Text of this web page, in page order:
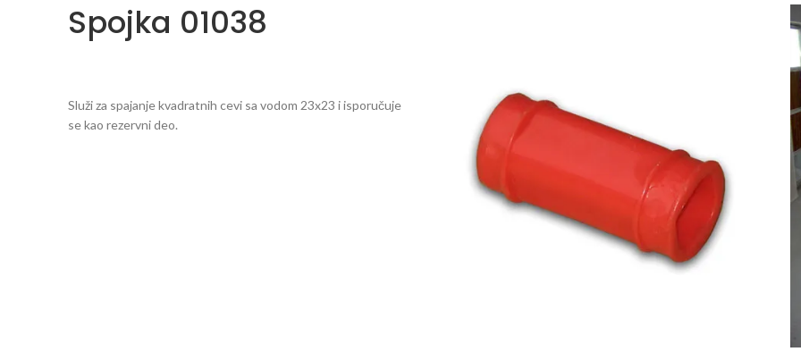
Spojka 01038
Služi za spajanje kvadratnih cevi sa vodom 23x23 i isporučuje
se kao rezervni deo.